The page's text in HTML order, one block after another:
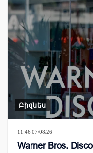
Բիզնես
11:46 07/08/26
Warner Bros.